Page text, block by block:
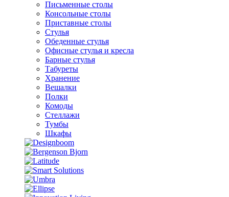
Письменные столы
Консольные столы
Приставные столы
Стулья
Обеденные стулья
Офисные стулья и кресла
Барные стулья
Табуреты
Хранение
Вешалки
Полки
Комоды
Стеллажи
Тумбы
Шкафы